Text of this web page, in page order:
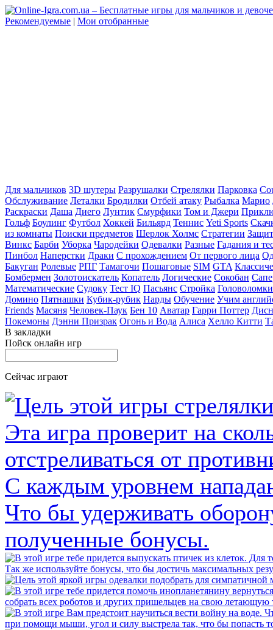
Рекомендуемые | Мои отобранные
Для мальчиков 3D шутеры Разрушалки Стрелялки Парковка
Обслуживание Леталки Бродилки Отбей атаку Рыбалка Марио
Раскраски Даша Диего Лунтик Смурфики Том и Джери
Гольф Боулинг Футбол Хоккей Бильярд Теннис Yeti Sports
из комнаты Поиски предметов Шерлок Холмс Стратегии
Винкс Барби Уборка Чародейки Одевалки Разные Гадания и
Пинбол Наперстки Драки С прохождением От первого лица
Бакуган Ролевые РПГ Тамагочи Пошаговые SIM GTA
Бомбермен Золотоискатель Копатель Логические Сокобан
Математические Судоку Тест IQ Пасьянс Стройка Головоломки
Домино Пятнашки Кубик-рубик Нарды Обучение Учим
Friends Масяня Человек-Паук Бен 10 Аватар Гарри Поттер
Покемоны Дэнни Призрак Огонь и Вода Алиса Хелло Китти
В закладки
Пойск онлайн игр
Сейчас играют